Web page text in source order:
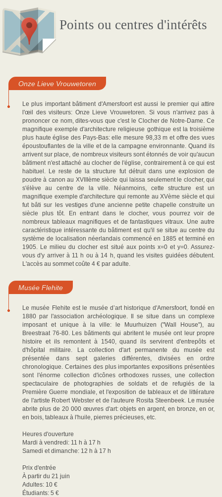
Points ou centres d'intérêts
Onze Lieve Vrouwetoren
Le plus important bâtiment d'Amersfoort est aussi le premier qui attire
l'œil des visiteurs: Onze Lieve Vrouwetoren. Si vous n'arrivez pas à
prononcer ce nom, dites-vous que c'est le Clocher de Notre-Dame. Ce
magnifique exemple d'architecture religieuse gothique est la troisième
plus haute église des Pays-Bas: elle mesure 98,33 m et offre des vues
époustouflantes de la ville et de la campagne environnante. Quand ils
arrivent sur place, de nombreux visiteurs sont étonnés de voir qu'aucun
bâtiment n'est attaché au clocher de l'église, contrairement à ce qui est
habituel. Le reste de la structure fut détruit dans une explosion de
poudre à canon au XVIIIème siècle qui laissa seulement le clocher, qui
s'élève au centre de la ville. Néanmoins, cette structure est un
magnifique exemple d'architecture qui remonte au XVème siècle et qui
fut bâti sur les vestiges d'une ancienne petite chapelle construite un
siècle plus tôt. En entrant dans le clocher, vous pourrez voir de
nombreux tableaux magnifiques et de fantastiques vitraux. Une autre
caractéristique intéressante du bâtiment est qu'il se situe au centre du
système de localisation néerlandais commencé en 1885 et terminé en
1905. Le milieu du clocher est situé aux points x=0 et y=0. Assurez-
vous d'y arriver à 11 h ou à 14 h, quand les visites guidées débutent.
L'accès au sommet coûte 4 € par adulte.
Musée Flehite
Le musée Flehite est le musée d’art historique d'Amersfoort, fondé en
1880 par l'association archéologique. Il se situe dans un complexe
imposant et unique à la ville: le Muurhuizen ("Wall House"), au
Breestraat 76-80. Les bâtiments qui abritent le musée ont leur propre
histoire et ils remontent à 1540, quand ils servirent d'entrepôts et
d'hôpital militaire. La collection d'art permanente du musée est
présentée dans sept galeries différentes, divisées en ordre
chronologique. Certaines des plus importantes expositions présentées
sont l'énorme collection d'icônes orthodoxes russes, une collection
spectaculaire de photographies de soldats et de refugiés de la
Première Guerre mondiale, et l'exposition de tableaux et de littérature
de l'artiste Robert Webster et de l'auteure Rosita Steenbeek. Le musée
abrite plus de 20 000 œuvres d'art: objets en argent, en bronze, en or,
en bois, tableaux à l'huile, pierres précieuses, etc.
Heures d'ouverture
Mardi à vendredi: 11 h à 17 h
Samedi et dimanche: 12 h à 17 h
Prix d'entrée
À partir du 21 juin
Adultes: 10 €
Étudiants: 5 €